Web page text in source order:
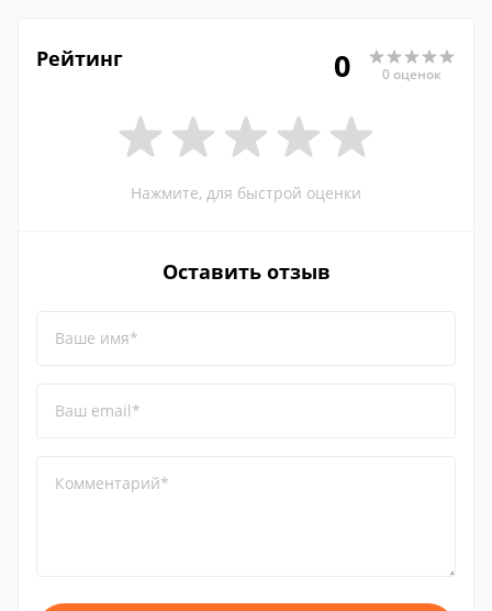
Рейтинг 0 0 оценок
Нажмите, для быстрой оценки
Оставить отзыв
Ваше имя*
Ваш email*
Комментарий*